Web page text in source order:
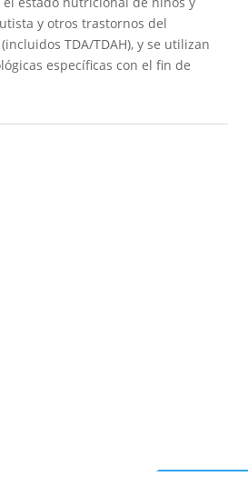
y otros trastornos del
TDA/TDAH), y se utilizan
específicas con el fin de